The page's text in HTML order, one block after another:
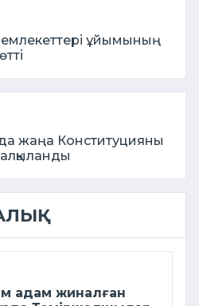
ұйымының
жаңа Конституцияны
адам жиналған